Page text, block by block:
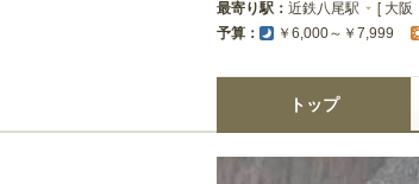
最寄り駅： 近鉄八尾駅 [ 大阪
予算： ￥6,000～￥7,999
トップ